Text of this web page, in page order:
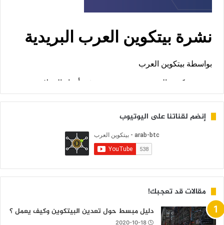
إنضم لقناتنا على اليوتيوب
مقالات قد تعجبك!
دليل مبسط حول تعدين البيتكوين وكيف يعمل ؟
2020-10-18